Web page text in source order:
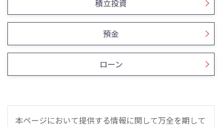
積立投資
預金
ローン
本ページにおいて提供する情報に関して万全を期して